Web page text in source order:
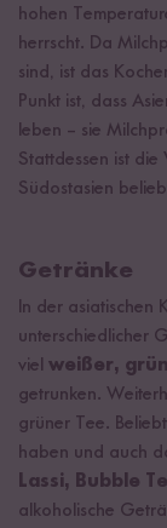
hohen
herrscht. Da
sind, ist das
Punkt ist, dass
leben – sie
Stattdessen ist
Südostasien
Getränke
In der asiatischen
unterschiedlicher
viel weißer,
getrunken.
grüner Tee.
haben und auch
Lassi, Bubble
alkoholische